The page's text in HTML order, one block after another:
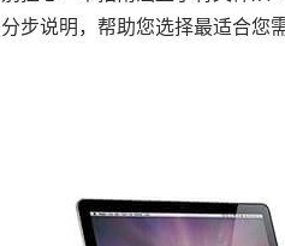
分步说明，帮助您选择最适合您